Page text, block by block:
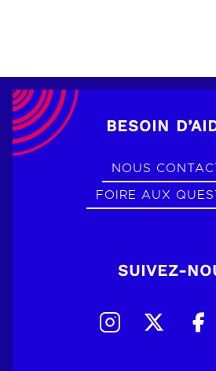
BESOIN
NOUS
FOIRE AUX
SUIVEZ-